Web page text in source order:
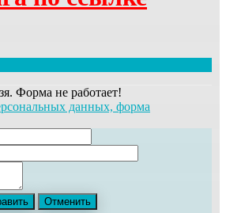
Форма не работает!
данных, форма